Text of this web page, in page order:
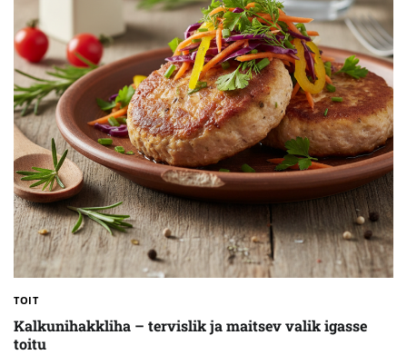
TOIT
Kalkunihakkliha – tervislik ja maitsev valik igasse
toitu